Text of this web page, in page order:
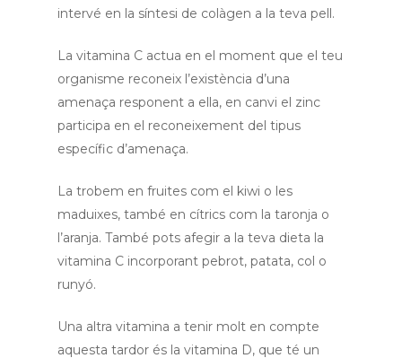
intervé en la síntesi de colàgen a la teva pell.
La vitamina C actua en el moment que el teu
organisme reconeix l’existència d’una
amenaça responent a ella, en canvi el zinc
participa en el reconeixement del tipus
específic d’amenaça.
La trobem en fruites com el kiwi o les
maduixes, també en cítrics com la taronja o
l’aranja. També pots afegir a la teva dieta la
vitamina C incorporant pebrot, patata, col o
runyó.
Una altra vitamina a tenir molt en compte
aquesta tardor és la vitamina D, que té un
Qui som